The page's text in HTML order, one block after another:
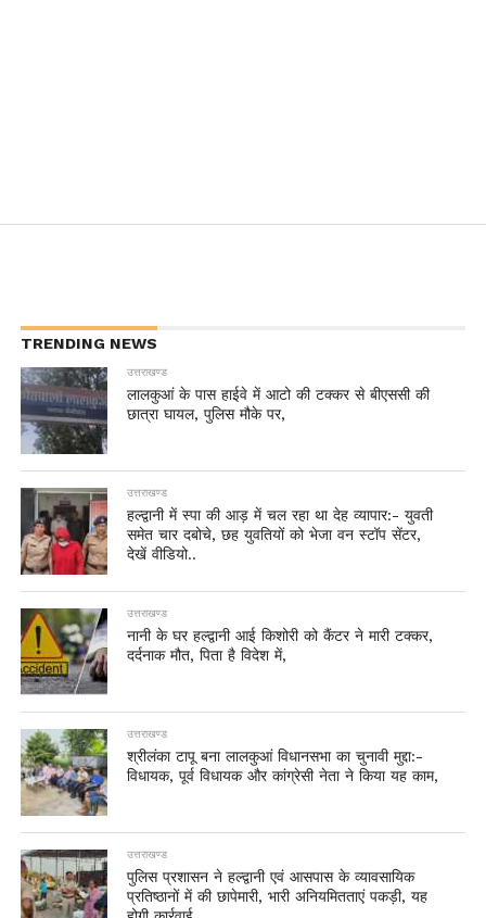
TRENDING NEWS
उत्तराखण्ड
लालकुआं के पास हाईवे में आटो की टक्कर से बीएससी की
छात्रा घायल, पुलिस मौके पर,
उत्तराखण्ड
हल्द्वानी में स्पा की आड़ में चल रहा था देह व्यापार:- युवती
समेत चार दबोचे, छह युवतियों को भेजा वन स्टॉप सेंटर,
देखें वीडियो..
उत्तराखण्ड
नानी के घर हल्द्वानी आई किशोरी को कैंटर ने मारी टक्कर,
दर्दनाक मौत, पिता है विदेश में,
उत्तराखण्ड
श्रीलंका टापू बना लालकुआं विधानसभा का चुनावी मुद्दा:-
विधायक, पूर्व विधायक और कांग्रेसी नेता ने किया यह काम,
उत्तराखण्ड
पुलिस प्रशासन ने हल्द्वानी एवं आसपास के व्यावसायिक
प्रतिष्ठानों में की छापेमारी, भारी अनियमितताएं पकड़ी, यह